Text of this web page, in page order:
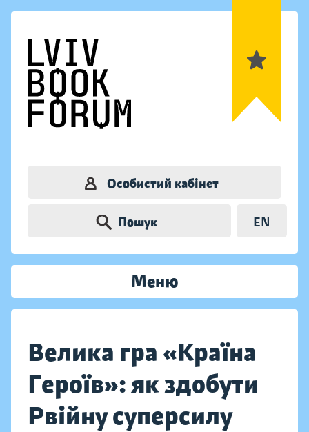
Особистий кабінет
Пошук EN
Меню
Велика гра «Країна
Героїв»: як здобути
Рвійну суперсилу